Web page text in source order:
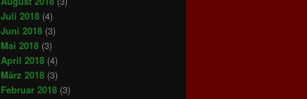
Juli 2018 (4)
Juni 2018 (3)
Mai 2018 (3)
April 2018 (4)
März 2018 (3)
Februar 2018 (3)